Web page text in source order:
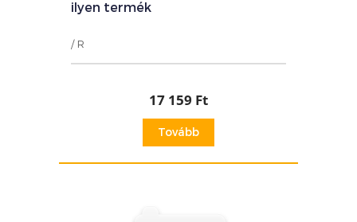
ilyen termék
/ R
17 159 Ft
Tovább